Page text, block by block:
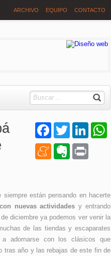
ARCHIVO EQUIPO CONTACTO
FacebookTwitter LinkedIn
MeneameEvernote
siempre están pensando en hacerte
nuevas actividades y entrando
diciembre ya podemos ver venir la
de las tiendas y escaparates
a adornarse con los clásicos que
tras año y las rebajas de este fin de